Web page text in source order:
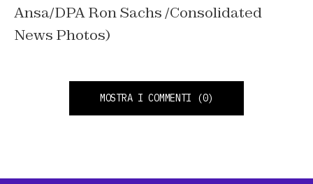
Ansa/DPA Ron Sachs /Consolidated
News Photos)
MOSTRA I COMMENTI (0)